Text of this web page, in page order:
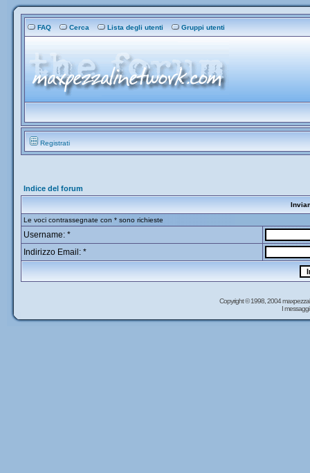
FAQ Cerca Lista degli utenti Gruppi utenti
Registrati
Indice del forum
Le voci contrassegnate con * sono richieste
Username: *
Indirizzo Email: *
Copyright © 1998, 2004
I